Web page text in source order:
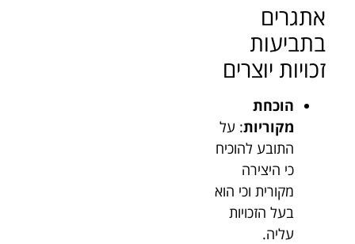
אתגרים
בתביעות
זכויות יוצרים
הוכחת
מקוריות: על
התובע להוכיח
כי היצירה
מקורית וכי הוא
בעל הזכויות
עליה.